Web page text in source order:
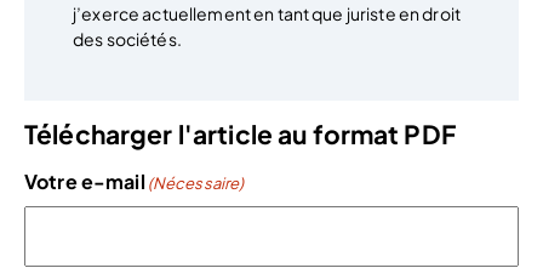
j’exerce actuellement en tant que juriste en droit
des sociétés.
Télécharger l'article au format PDF
Votre e-mail (Nécessaire)